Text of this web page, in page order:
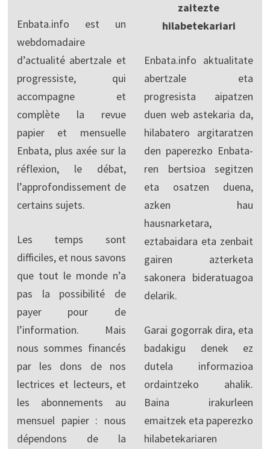
Enbata.info est un
webdomadaire
d’actualité abertzale et
progressiste, qui
accompagne et
complète la revue
papier et mensuelle
Enbata, plus axée sur la
réflexion, le débat,
l’approfondissement de
certains sujets.
Les temps sont
difficiles, et nous savons
que tout le monde n’a
pas la possibilité de
payer pour de
l’information. Mais
nous sommes financés
par les dons de nos
lectrices et lecteurs, et
les abonnements au
mensuel papier : nous
dépendons de la
zaitezte
hilabetekariari
Enbata.info aktualitate
abertzale eta
progresista aipatzen
duen web astekaria da,
hilabatero argitaratzen
den paperezko Enbata-
ren bertsioa segitzen
eta osatzen duena,
azken hau
hausnarketara,
eztabaidara eta zenbait
gairen azterketa
sakonera bideratuagoa
delarik.
Garai gogorrak dira, eta
badakigu denek ez
dutela informazioa
ordaintzeko ahalik.
Baina irakurleen
emaitzek eta paperezko
hilabetekariaren